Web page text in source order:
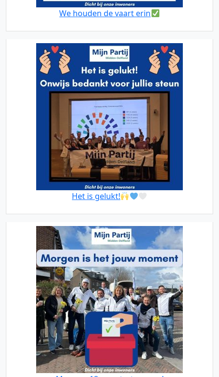
We houden de vaart erin
Het is gelukt!